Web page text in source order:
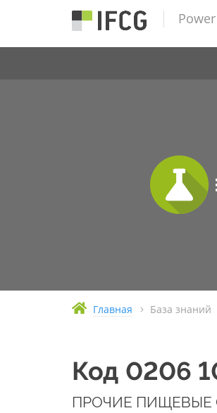
Главная База знаний
Код 0206
ПРОЧИЕ ПИЩЕВЫЕ